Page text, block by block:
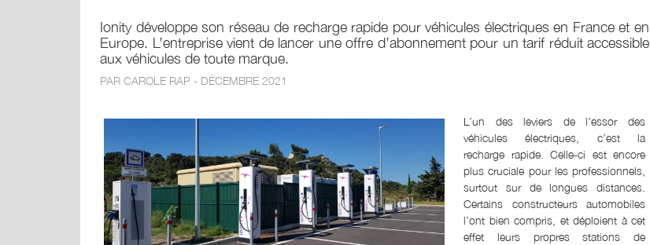
Ionity développe son réseau de recharge rapide pour véhicules électriques en France et en
Europe. L’entreprise vient de lancer une offre d’abonnement pour un tarif réduit accessible
aux véhicules de toute marque.
PAR CAROLE RAP - DÉCEMBRE 2021
L’un des leviers de l’essor des
véhicules électriques, c’est la
recharge rapide. Celle-ci est encore
plus cruciale pour les professionnels,
surtout sur de longues distances.
Certains constructeurs automobiles
l’ont bien compris, et déploient à cet
effet leurs propres stations de